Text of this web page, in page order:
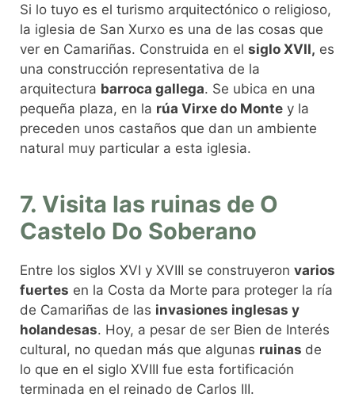
Si lo tuyo es el turismo arquitectónico o religioso,
la iglesia de San Xurxo es una de las cosas que
ver en Camariñas. Construida en el siglo XVII, es
una construcción representativa de la
arquitectura barroca gallega. Se ubica en una
pequeña plaza, en la rúa Virxe do Monte y la
preceden unos castaños que dan un ambiente
natural muy particular a esta iglesia.
7. Visita las ruinas de O
Castelo Do Soberano
Entre los siglos XVI y XVIII se construyeron varios
fuertes en la Costa da Morte para proteger la ría
de Camariñas de las invasiones inglesas y
holandesas. Hoy, a pesar de ser Bien de Interés
cultural, no quedan más que algunas ruinas de
lo que en el siglo XVIII fue esta fortificación
terminada en el reinado de Carlos III.